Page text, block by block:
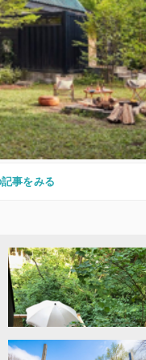
事をみる